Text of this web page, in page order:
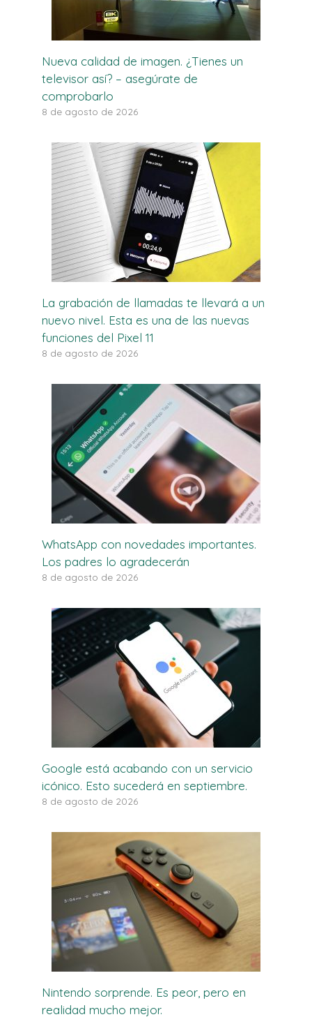
Nueva calidad de imagen. ¿Tienes un
televisor así? – asegúrate de
comprobarlo
8 de agosto de 2026
La grabación de llamadas te llevará a un
nuevo nivel. Esta es una de las nuevas
funciones del Pixel 11
8 de agosto de 2026
WhatsApp con novedades importantes.
Los padres lo agradecerán
8 de agosto de 2026
Google está acabando con un servicio
icónico. Esto sucederá en septiembre.
8 de agosto de 2026
Nintendo sorprende. Es peor, pero en
realidad mucho mejor.